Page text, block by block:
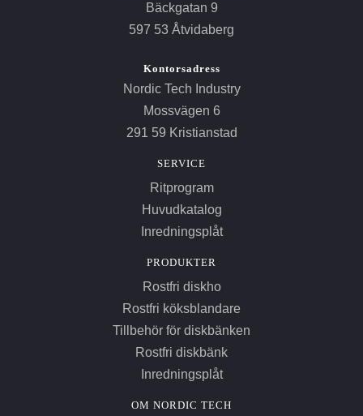
Bäckgatan 9
597 53 Åtvidaberg
Kontorsadress
Nordic Tech Industry
Mossvägen 6
291 59 Kristianstad
SERVICE
Ritprogram
Huvudkatalog
Inredningsplåt
PRODUKTER
Rostfri diskho
Rostfri köksblandare
Tillbehör för diskbänken
Rostfri diskbänk
Inredningsplåt
OM NORDIC TECH